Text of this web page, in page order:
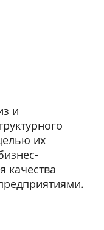
и
их
качества